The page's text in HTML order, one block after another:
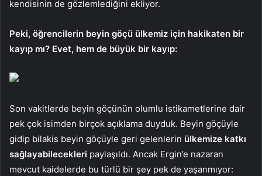
kendisinin de gözlemlediğini ekliyor.
Peki, öğrencilerin beyin göçü ülkemiz için hakikaten bir
kayıp mı? Evet, hem de büyük bir kayıp:
Son vakitlerde beyin göçünün olumlu istikametlerine dair
pek çok isimden birçok açıklama duyduk. Beyin göçüyle
gidip bilakis beyin göçüyle geri gelenlerin ülkemize katkı
sağlayabilecekleri paylaşıldı. Ancak Ergin’e nazaran
mevcut kaidelerde bu türlü bir şey pek de yaşanmıyor: